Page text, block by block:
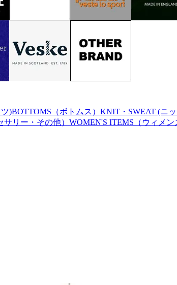
)BOTTOMS（ボトムス） KNIT・SWEAT (ニ
リー・その他） WOMEN'S ITEMS（ウィメン